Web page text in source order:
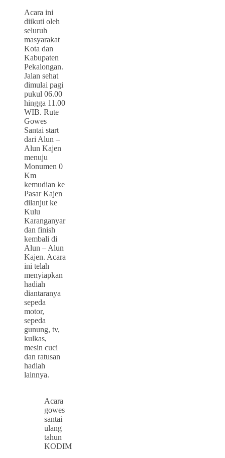
Acara ini
diikuti oleh
seluruh
masyarakat
Kota dan
Kabupaten
Pekalongan.
Jalan sehat
dimulai pagi
pukul 06.00
hingga 11.00
WIB. Rute
Gowes
Santai start
dari Alun –
Alun Kajen
menuju
Monumen 0
Km
kemudian ke
Pasar Kajen
dilanjut ke
Kulu
Karanganyar
dan finish
kembali di
Alun – Alun
Kajen. Acara
ini telah
menyiapkan
hadiah
diantaranya
sepeda
motor,
sepeda
gunung, tv,
kulkas,
mesin cuci
dan ratusan
hadiah
lainnya.
Acara
gowes
santai
ulang
tahun
KODIM